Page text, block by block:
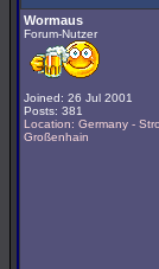
Wormaus
Forum-Nutzer
Joined: 26 Jul 2001
Posts: 381
Location: Germany -
Großenhain